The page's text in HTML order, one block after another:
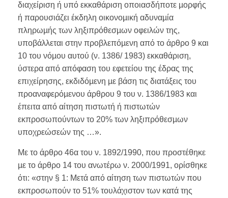
διαχείριση ή υπό εκκαθάριση οποιασδήποτε µορφής
ή παρουσιάζει έκδηλη οικονοµική αδυναµία
πληρωµής των ληξιπρόθεσµων οφειλών της,
υποβάλλεται στην προβλεπόµενη από το άρθρο 9 και
10 του νόµου αυτού (ν. 1386/ 1983) εκκαθάριση,
ύστερα από απόφαση του εφετείου της έδρας της
επιχείρησης, εκδιδόµενη µε βάση τις διατάξεις του
προαναφερόµενου άρθρου 9 του ν. 1386/1983 και
έπειτα από αίτηση πιστωτή ή πιστωτών
εκπροσωπούντων το 20% των ληξιπρόθεσµων
υποχρεώσεών της …».
Με το άρθρο 46α του ν. 1892/1990, που προστέθηκε
µε το άρθρο 14 του ανωτέρω ν. 2000/1991, ορίσθηκε
ότι: «στην § 1: Μετά από αίτηση των πιστωτών που
εκπροσωπούν το 51% τουλάχιστον των κατά της